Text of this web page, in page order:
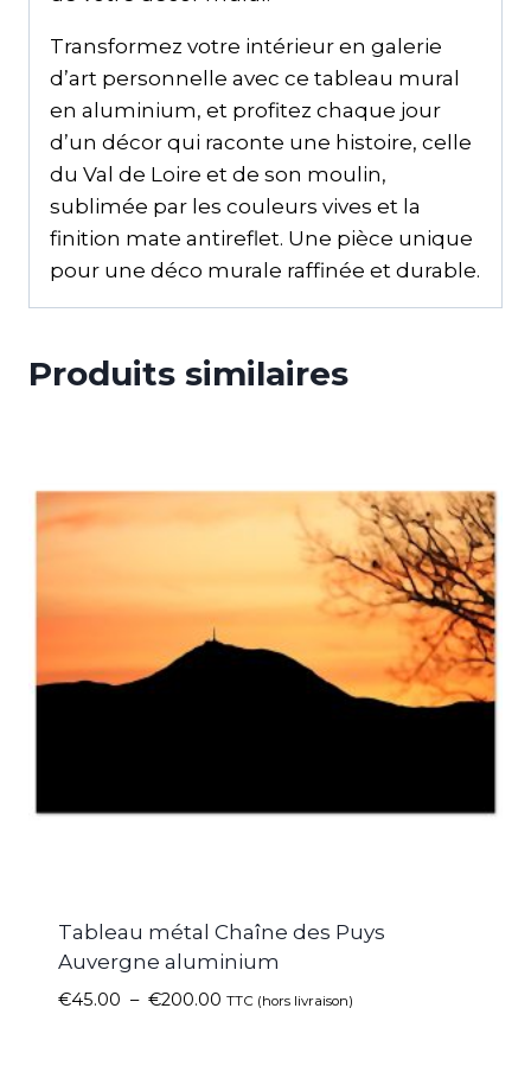
Transformez votre intérieur en galerie
d’art personnelle avec ce tableau mural
en aluminium, et profitez chaque jour
d’un décor qui raconte une histoire, celle
du Val de Loire et de son moulin,
sublimée par les couleurs vives et la
finition mate antireflet. Une pièce unique
pour une déco murale raffinée et durable.
Produits similaires
Tableau métal Chaîne des Puys
Auvergne aluminium
€45.00 – €200.00 TTC (hors livraison)